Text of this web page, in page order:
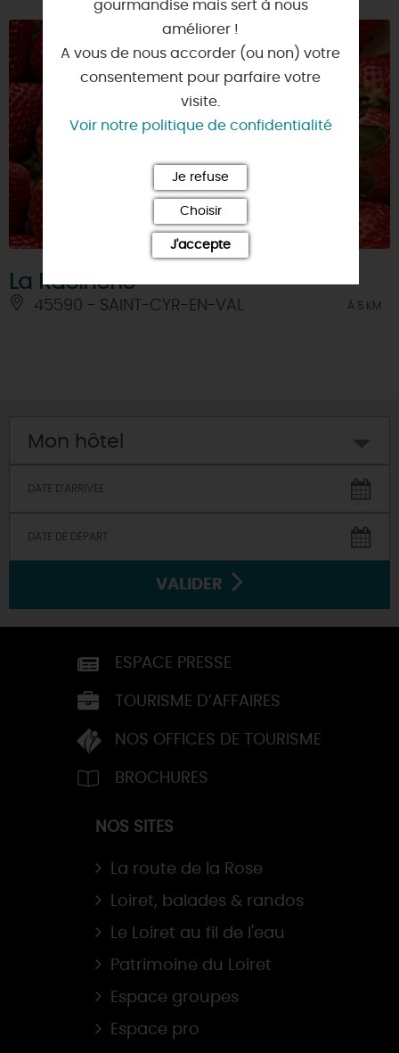
La Racinerie
45590 - SAINT-CYR-EN-VAL À 5 KM
Mon hôtel
VALIDER
ESPACE PRESSE
TOURISME D’AFFAIRES
NOS OFFICES DE TOURISME
BROCHURES
NOS SITES
La route de la Rose
Loiret, balades & randos
Le Loiret au fil de l'eau
Patrimoine du Loiret
Espace groupes
Espace pro
gourmandise mais sert à nous
améliorer !
A vous de nous accorder (ou non) votre
consentement pour parfaire votre
visite.
Voir notre politique de confidentialité
Je refuse
Choisir
J'accepte